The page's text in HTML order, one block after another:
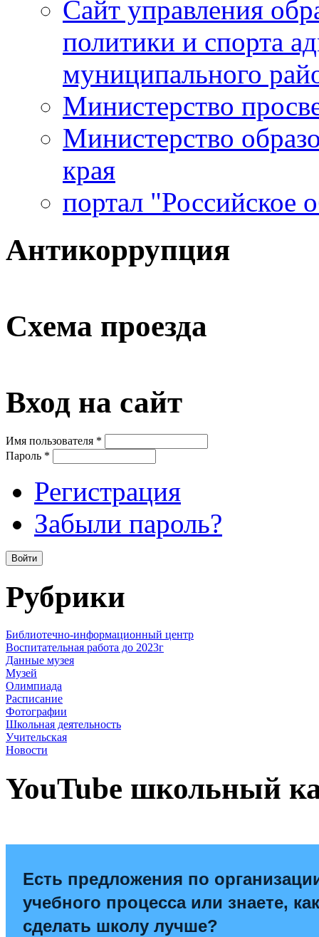
Сайт управления
политики и спорта
муниципального
Министерство
Министерство
края
портал "Российское
Антикоррупция
Схема проезда
Вход на сайт
Имя пользователя *
Пароль *
Регистрация
Забыли пароль?
Рубрики
Библиотечно-информационный центр
Воспитательная работа до 2023г
Данные музея
Музей
Олимпиада
Расписание
Фотографии
Школьная деятельность
Учительская
Новости
YouTube школьный
Есть предложения по
учебного процесса или знаете, как
сделать школу лучше?